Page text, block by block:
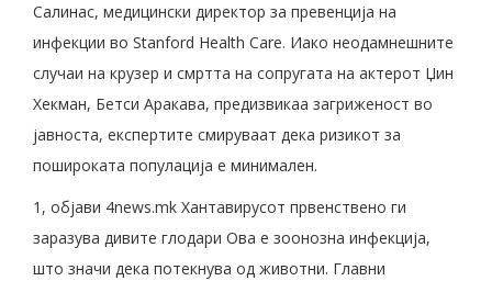
Салинас, медицински директор за превенција на
инфекции во Stanford Health Care. Иако неодамнешните
случаи на крузер и смртта на сопругата на актерот Џин
Хекман, Бетси Аракава, предизвикаа загриженост во
јавноста, експертите смируваат дека ризикот за
пошироката популација е минимален.
1, објави 4news.mk Хантавирусот првенствено ги
заразува дивите глодари Ова е зоонозна инфекција,
што значи дека потекнува од животни. Главни